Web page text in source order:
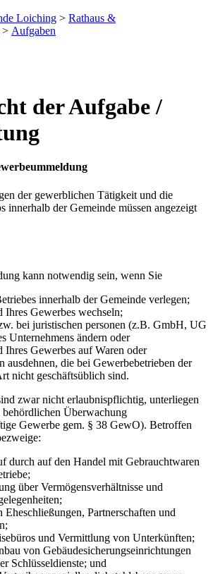
Loiching > Rathaus &
> Aufgaben
der Aufgabe /
der gewerblichen Tätigkeit und die
innerhalb der Gemeinde müssen angezeigt
kann notwendig sein, wenn Sie
innerhalb der Gemeinde verlegen;
Ihres Gewerbes wechseln;
bei juristischen personen (z.B. GmbH, UG
Unternehmens ändern oder
Ihres Gewerbes auf Waren oder
ausdehnen, die bei Gewerbebetrieben der
nicht geschäftsüblich sind.
zwar nicht erlaubnispflichtig, unterliegen
behördlichen Überwachung
Gewerbe gem. § 38 GewO). Betroffen
durch auf den Handel mit Gebrauchtwaren
über Vermögensverhältnisse und
Partnerschaften und
und Vermittlung von Unterkünften;
von Gebäudesicherungseinrichtungen
Schlüsseldienste; und